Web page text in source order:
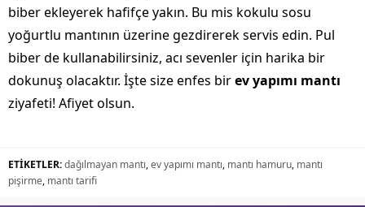
biber ekleyerek hafifçe yakın. Bu mis kokulu sosu
yoğurtlu mantının üzerine gezdirerek servis edin. Pul
biber de kullanabilirsiniz, acı sevenler için harika bir
dokunuş olacaktır. İşte size enfes birev yapımı mantı
ziyafeti! Afiyet olsun.
ETİKETLER:dağılmayan mantı,ev yapımı mantı, mantı hamuru, mantı
pişirme, mantı tarifi